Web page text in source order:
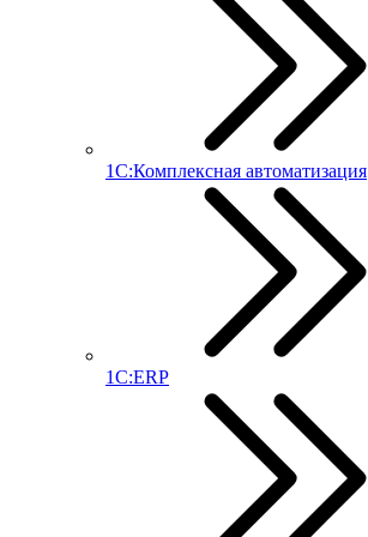
1С:Комплексная автоматизация
1С:ERP